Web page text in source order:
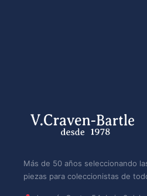
Más de 50 años seleccionando
piezas para coleccionistas de